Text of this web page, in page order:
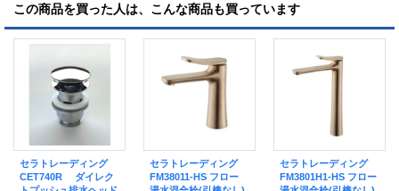
この商品を買った人は、こんな商品も買っています
セラトレーディング
CET740R ダイレク
セラトレーディング
FM38011-HS フロー
セラトレーディング
FM3801H1-HS フロー